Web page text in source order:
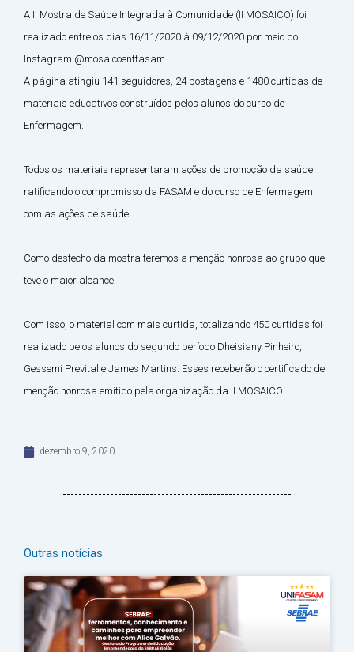
A II Mostra de Saúde Integrada à Comunidade (II MOSAICO) foi
realizado entre os dias 16/11/2020 à 09/12/2020 por meio do
Instagram @mosaicoenffasam.
A página atingiu 141 seguidores, 24 postagens e 1480 curtidas de
materiais educativos construídos pelos alunos do curso de
Enfermagem.
Todos os materiais representaram ações de promoção da saúde
ratificando o compromisso da FASAM e do curso de Enfermagem
com as ações de saúde.
Como desfecho da mostra teremos a menção honrosa ao grupo que
teve o maior alcance.
Com isso, o material com mais curtida, totalizando 450 curtidas foi
realizado pelos alunos do segundo período Dheisiany Pinheiro,
Gessemi Prevital e James Martins. Esses receberão o certificado de
menção honrosa emitido pela organização da II MOSAICO.
dezembro 9, 2020
Outras notícias
PáginaPágina
PáginaPáginaPágina